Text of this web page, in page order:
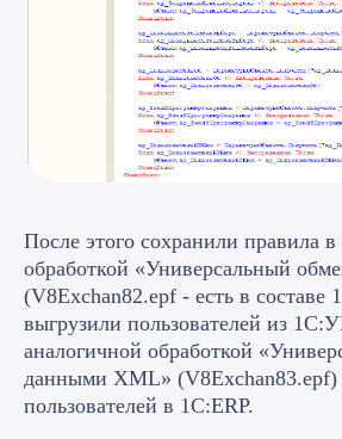
После этого сохранили правила
обработкой «Универсальный
(V8Exchan82.epf - есть в составе
выгрузили пользователей из
аналогичной обработкой
данными XML» (V8Exchan83.epf)
пользователей в 1С:ERP.